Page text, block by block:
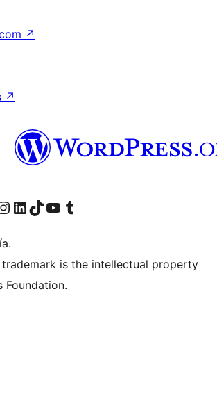
↗
↗
Threads
páxina de Facebook
a nosa conta de Instagram
Visita a nosa conta de LinkedIn
Visita a nosa conta de TikTok
Visita a nosa canle de YouTube
Visita a nosa conta de Tumblr
trademark is the intellectual property
Foundation.